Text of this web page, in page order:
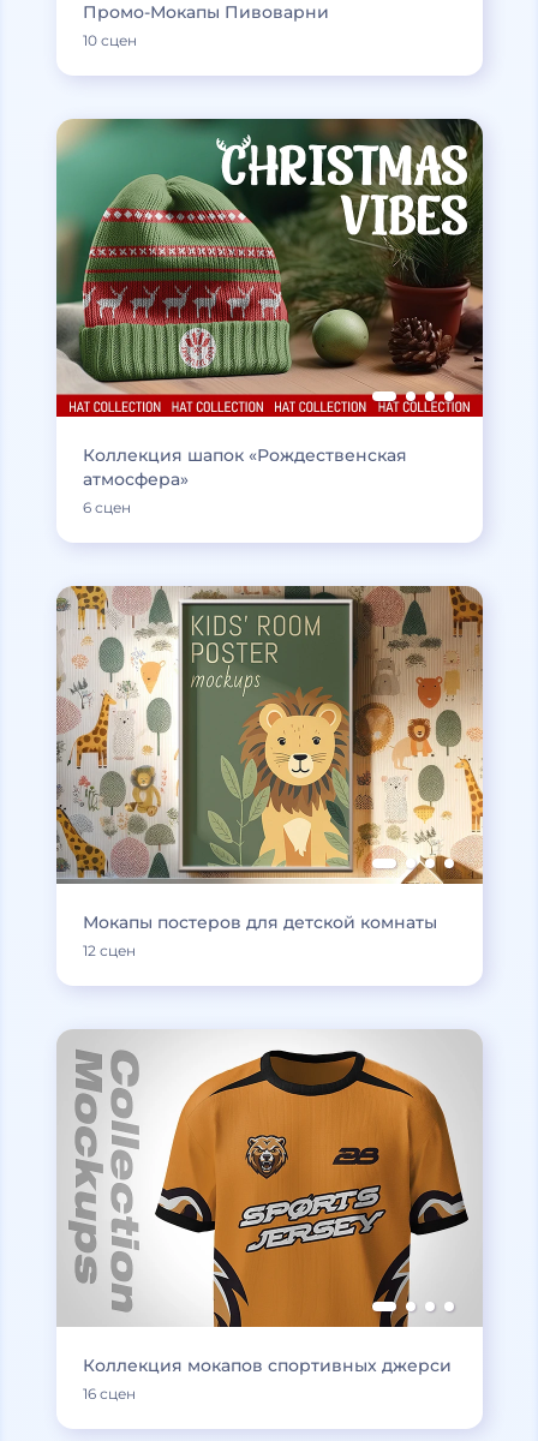
Промо-Мокапы Пивоварни
10 сцен
Коллекция шапок «Рождественская
атмосфера»
6 сцен
Мокапы постеров для детской комнаты
12 сцен
Коллекция мокапов спортивных джерси
16 сцен